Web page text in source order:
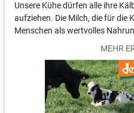
Unsere Kühe dürfen alle ihre
aufziehen. Die Milch, die für die
Menschen als wertvolles
liebevoller Handarbeit leckeren
Die verschiedenen Sorten
gereift. Frisch verpackt ist der
MEHR